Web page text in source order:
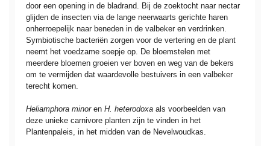
door een opening in de bladrand. Bij de zoektocht naar nectar
glijden de insecten via de lange neerwaarts gerichte haren
onherroepelijk naar beneden in de valbeker en verdrinken.
Symbiotische bacteriën zorgen voor de vertering en de plant
neemt het voedzame soepje op. De bloemstelen met
meerdere bloemen groeien ver boven en weg van de bekers
om te vermijden dat waardevolle bestuivers in een valbeker
terecht komen.
Heliamphora minor en H. heterodoxa als voorbeelden van
deze unieke carnivore planten zijn te vinden in het
Plantenpaleis, in het midden van de Nevelwoudkas.